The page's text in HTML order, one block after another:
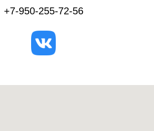
+7-950-255-72-56